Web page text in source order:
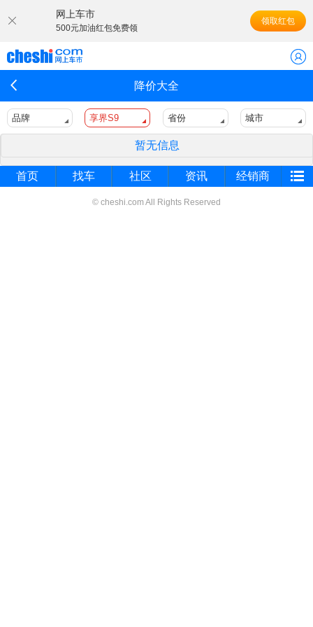
网上车市
500元加油红包免费领
领取红包
降价大全
品牌 享界S9 省份 城市
暂无信息
首页 找车 社区 资讯 经销商
© cheshi.com All Rights Reserved